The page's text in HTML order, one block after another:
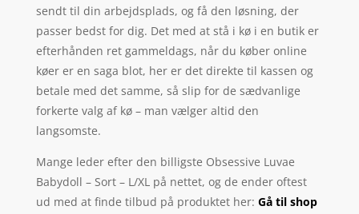
sendt til din arbejdsplads, og få den løsning, der
passer bedst for dig. Det med at stå i kø i en butik er
efterhånden ret gammeldags, når du køber online
køer er en saga blot, her er det direkte til kassen og
betale med det samme, så slip for de sædvanlige
forkerte valg af kø – man vælger altid den
langsomste.
Mange leder efter den billigste Obsessive Luvae
Babydoll – Sort – L/XL på nettet, og de ender oftest
ud med at finde tilbud på produktet her: Gå til shop